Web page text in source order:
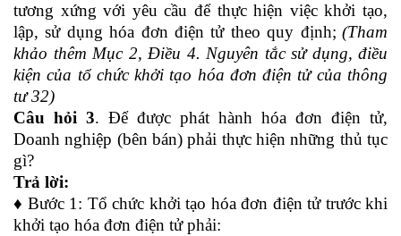
tương xứng với yêu cầu để thực hiện việc khởi tạo,
lập, sử dụng hóa đơn điện tử theo quy định; (Tham
khảo thêm Mục 2, Điều 4. Nguyên tắc sử dụng, điều
kiện của tổ chức khởi tạo hóa đơn điện tử của thông
tư 32)
Câu hỏi 3. Để được phát hành hóa đơn điện tử,
Doanh nghiệp (bên bán) phải thực hiện những thủ tục
gì?
Trả lời:
♦ Bước 1: Tổ chức khởi tạo hóa đơn điện tử trước khi
khởi tạo hóa đơn điện tử phải: